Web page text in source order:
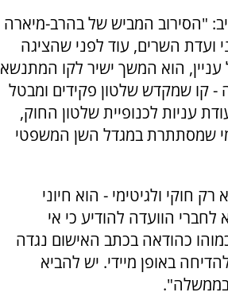
"הסירוב המביש של בהרב-מיארה
ועדת השרים, עוד לפני שהציגה
הוא המשך ישיר לקו המתנשא
- קו שמקדש שלטון פקידים ומבטל
עניות לכנופיית שלטון החוק,
מי שמסתתרת במגדל השן המשפטי
חוקי ולגיטימי - הוא חיוני
לחברי הוועדה להודיע כי אי
כהודאה בכתב האישום נגדה
באופן מיידי. יש להביא
בממשלה".